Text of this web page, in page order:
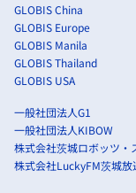
GLOBIS China
GLOBIS Europe
GLOBIS Manila
GLOBIS Thailand
GLOBIS USA
一般社団法人G1
一般社団法人KIBOW
株式会社茨城ロボッツ・
株式会社LuckyFM茨城放